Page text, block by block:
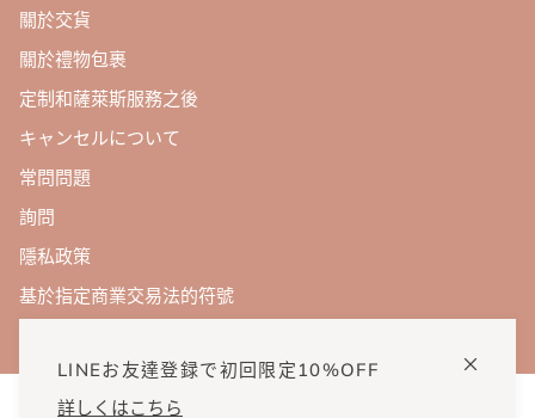
LINEお友達登録で初回限定10%OFF
詳しくはこちら
關於交貨
關於禮物包裹
定制和薩萊斯服務之後
キャンセルについて
常問問題
詢問
隱私政策
基於指定商業交易法的符號